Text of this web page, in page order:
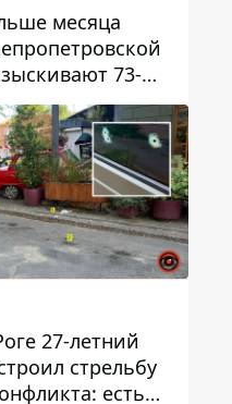
месяца
73-
27-летний
стрельбу
есть